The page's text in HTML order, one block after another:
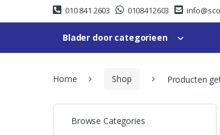
to
to
010 841 2603 0108412603
Blader door categorieen
Home Shop Producten
Browse Categories